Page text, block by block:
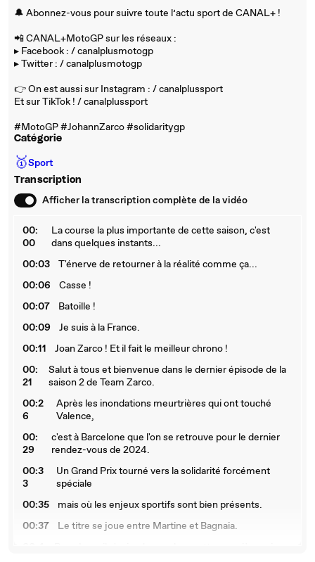
🔔 Abonnez-vous pour suivre toute l’actu sport de CANAL+ !
📲 CANAL+MotoGP sur les réseaux :
▸ Facebook : / canalplusmotogp
▸ Twitter : / canalplusmotogp
👉 On est aussi sur Instagram : / canalplussport
Et sur TikTok ! / canalplussport
#MotoGP #JohannZarco #solidaritygp
Catégorie
🥇Sport
Transcription
Afficher la transcription complète de la vidéo
00:
00
La course la plus importante de cette saison, c'est
dans quelques instants...
00:03
T'énerve de retourner à la réalité comme ça...
00:06
Casse !
00:07
Batoille !
00:09
Je suis à la France.
00:11
Joan Zarco ! Et il fait le meilleur chrono !
00:
21
Salut à tous et bienvenue dans le dernier épisode de la
saison 2 de Team Zarco.
00:2
6
Après les inondations meurtrières qui ont touché
Valence,
00:
29
c'est à Barcelone que l'on se retrouve pour le dernier
rendez-vous de 2024.
00:3
3
Un Grand Prix tourné vers la solidarité forcément
spéciale
00:35
mais où les enjeux sportifs sont bien présents.
00:37
Le titre se joue entre Martine et Bagnaia.